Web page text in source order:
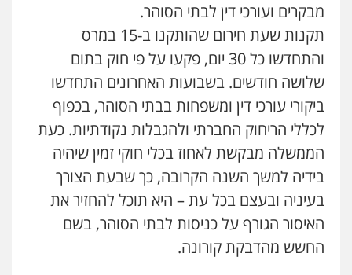
אבי אמר משרד עורכי דין
פלילי משפחה אזרחי מסחרי
0502130230
עו"ד אילן אלימלך
פשיעה חמורה
0522992110
עו"ד יוסי חמצני
כלכלי צווארון לבן פשיעה כלכלית עבירות
מס הלבנת הון
0505471497
מבקרים ועורכי דין לבתי הסוהר.
תקנות שעת חירום שהותקנו ב-15 במרס
והתחדשו כל 30 יום, פקעו על פי חוק בתום
שלושה חודשים. בשבועות האחרונים התחדשו
ביקורי עורכי דין ומשפחות בבתי הסוהר, בכפוף
לכללי הריחוק החברתי ולהגבלות נקודתיות. כעת
הממשלה מבקשת לאחוז בכלי חוקי זמין שיהיה
בידיה למשך השנה הקרובה, כך שבעת הצורך
בעיניה ובעצם בכל עת – היא תוכל להחזיר את
האיסור הגורף על כניסות לבתי הסוהר, בשם
החשש מהדבקת קורונה.